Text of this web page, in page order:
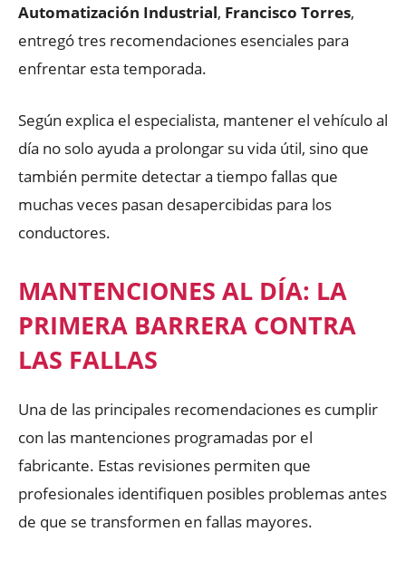
Automatización Industrial, Francisco Torres,
entregó tres recomendaciones esenciales para
enfrentar esta temporada.
Según explica el especialista, mantener el vehículo al
día no solo ayuda a prolongar su vida útil, sino que
también permite detectar a tiempo fallas que
muchas veces pasan desapercibidas para los
conductores.
MANTENCIONES AL DÍA: LA
PRIMERA BARRERA CONTRA
LAS FALLAS
Una de las principales recomendaciones es cumplir
con las mantenciones programadas por el
fabricante. Estas revisiones permiten que
profesionales identifiquen posibles problemas antes
de que se transformen en fallas mayores.